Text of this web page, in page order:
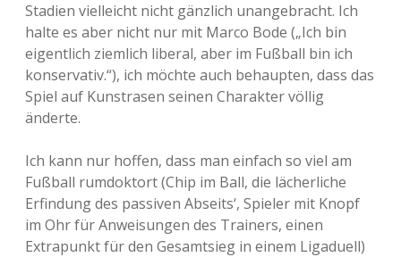
Stadien vielleicht nicht gänzlich unangebracht. Ich
halte es aber nicht nur mit Marco Bode („Ich bin
eigentlich ziemlich liberal, aber im Fußball bin ich
konservativ.“), ich möchte auch behaupten, dass das
Spiel auf Kunstrasen seinen Charakter völlig
änderte.
Ich kann nur hoffen, dass man einfach so viel am
Fußball rumdoktort (Chip im Ball, die lächerliche
Erfindung des passiven Abseits‘, Spieler mit Knopf
im Ohr für Anweisungen des Trainers, einen
Extrapunkt für den Gesamtsieg in einem Ligaduell)